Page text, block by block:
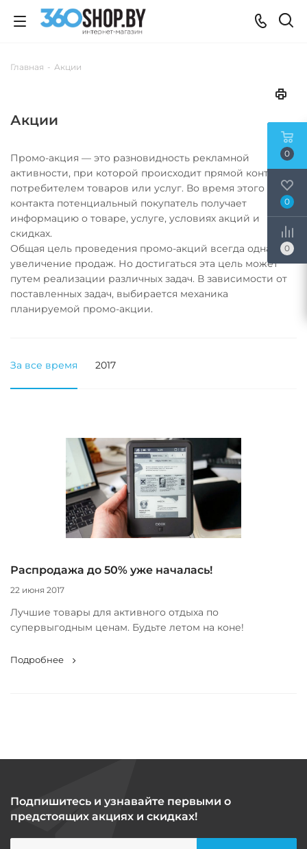
Главная - Акции
Акции
Промо-акция — это разновидность рекламной
активности, при которой происходит прямой контакт с
потребителем товаров или услуг. Во время этого
контакта потенциальный покупатель получает
информацию о товаре, услуге, условиях акций и
скидках.
Общая цель проведения промо-акций всегда одна —
увеличение продаж. Но достигаться эта цель может
путем реализации различных задач. В зависимости от
поставленных задач, выбирается механика
планируемой промо-акции.
За все время 2017
Распродажа до 50% уже началась!
22 июня 2017
Лучшие товары для активного отдыха по
супервыгодным ценам. Будьте летом на коне!
Подробнее
Подпишитесь и узнавайте первыми о
предстоящих акциях и скидках!
0
0
0